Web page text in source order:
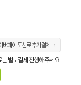
버페이 도선료 추가결제
별도결제 진행해주세요